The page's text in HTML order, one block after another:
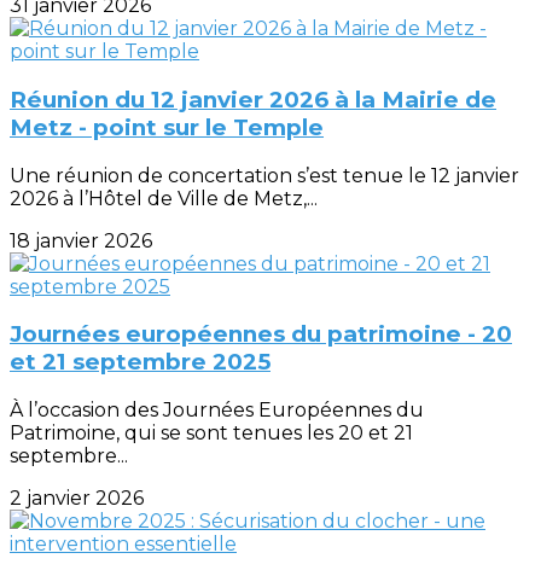
31 janvier 2026
Réunion du 12 janvier 2026 à la Mairie de
Metz - point sur le Temple
Une réunion de concertation s’est tenue le 12 janvier
2026 à l’Hôtel de Ville de Metz,...
18 janvier 2026
Journées européennes du patrimoine - 20
et 21 septembre 2025
À l’occasion des Journées Européennes du
Patrimoine, qui se sont tenues les 20 et 21
septembre...
2 janvier 2026